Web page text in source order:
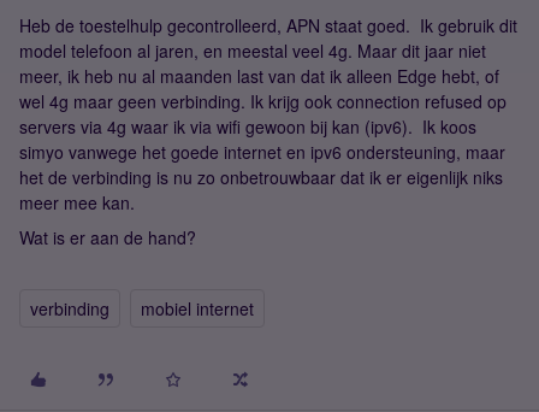
Heb de toestelhulp gecontrolleerd, APN staat goed. Ik gebruik dit
model telefoon al jaren, en meestal veel 4g. Maar dit jaar niet
meer, ik heb nu al maanden last van dat ik alleen Edge hebt, of
wel 4g maar geen verbinding. Ik krijg ook connection refused op
servers via 4g waar ik via wifi gewoon bij kan (ipv6). Ik koos
simyo vanwege het goede internet en ipv6 ondersteuning, maar
het de verbinding is nu zo onbetrouwbaar dat ik er eigenlijk niks
meer mee kan.
Wat is er aan de hand?
verbinding mobiel internet